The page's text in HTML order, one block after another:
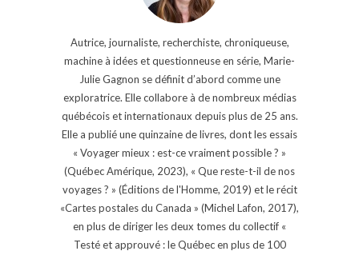
Autrice, journaliste, recherchiste, chroniqueuse,
machine à idées et questionneuse en série, Marie-
Julie Gagnon se définit d’abord comme une
exploratrice. Elle collabore à de nombreux médias
québécois et internationaux depuis plus de 25 ans.
Elle a publié une quinzaine de livres, dont les essais
« Voyager mieux : est-ce vraiment possible ? »
(Québec Amérique, 2023), « Que reste-t-il de nos
voyages ? » (Éditions de l'Homme, 2019) et le récit
«Cartes postales du Canada » (Michel Lafon, 2017),
en plus de diriger les deux tomes du collectif «
Testé et approuvé : le Québec en plus de 100